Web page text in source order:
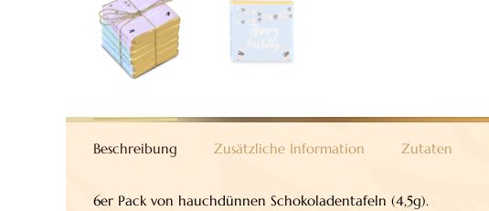
Beschreibung Zusätzliche Information Zutaten
6er Pack von hauchdünnen Schokoladentafeln (4,5g).